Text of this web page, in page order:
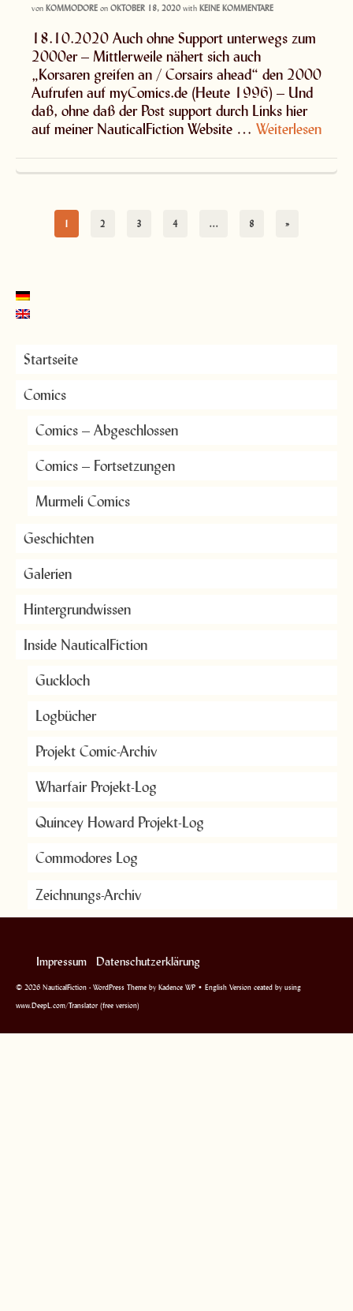
von KOMMODORE on OKTOBER 18, 2020 with KEINE KOMMENTARE
18.10.2020 Auch ohne Support unterwegs zum
2000er – Mittlerweile nähert sich auch
„Korsaren greifen an / Corsairs ahead“ den 2000
Aufrufen auf myComics.de (Heute 1996) – Und
daß, ohne daß der Post support durch Links hier
auf meiner NauticalFiction Website … Weiterlesen
1 2 3 4 … 8 »
Startseite
Comics
Comics – Abgeschlossen
Comics – Fortsetzungen
Murmeli Comics
Geschichten
Galerien
Hintergrundwissen
Inside NauticalFiction
Guckloch
Logbücher
Projekt Comic-Archiv
Wharfair Projekt-Log
Quincey Howard Projekt-Log
Commodores Log
Zeichnungs-Archiv
Impressum Datenschutzerklärung
© 2026 NauticalFiction - WordPress Theme byKadence WP • English Version ceated by using
www.DeepL.com/Translator (free version)